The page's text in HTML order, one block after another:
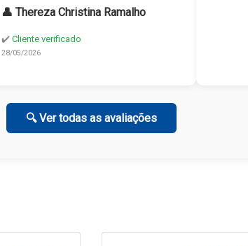
👤 Thereza Christina Ramalho
✔️ Cliente verificado
28/05/2026
🔍 Ver todas as avaliações